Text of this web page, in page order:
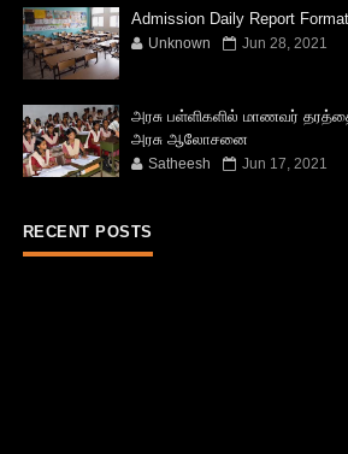
Admission Daily Report
Unknown Jun 28, 2021
அரசு பள்ளிகளில் மாணவர் தரத்தை
அரசு ஆலோசனை
Satheesh Jun 17, 2021
RECENT POSTS